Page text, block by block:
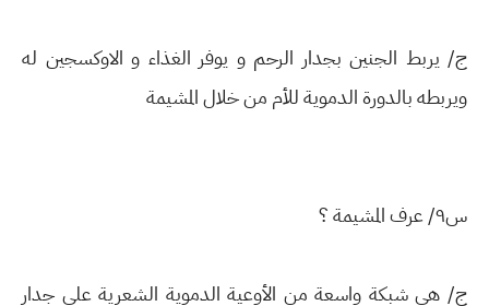
ج/ يربط الجنين بجدار الرحم و يوفر الغذاء و الاوكسجين له
ويربطه بالدورة الدموية للأم من خلال المشيمة
س٩/ عرف المشيمة ؟
ج/ هي شبكة واسعة من الأوعية الدموية الشعرية على جدار